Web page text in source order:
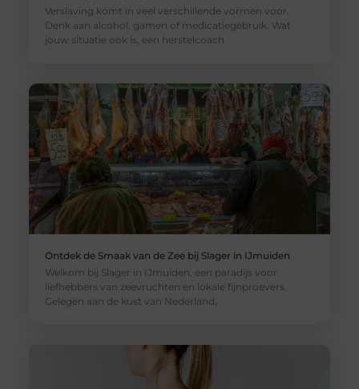
Verslaving komt in veel verschillende vormen voor.
Denk aan alcohol, gamen of medicatiegebruik. Wat
jouw situatie ook is, een herstelcoach
Ontdek de Smaak van de Zee bij Slager in IJmuiden
Welkom bij Slager in IJmuiden, een paradijs voor
liefhebbers van zeevruchten en lokale fijnproevers.
Gelegen aan de kust van Nederland,